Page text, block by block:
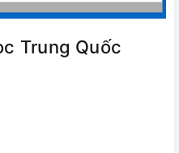
Trung Quốc